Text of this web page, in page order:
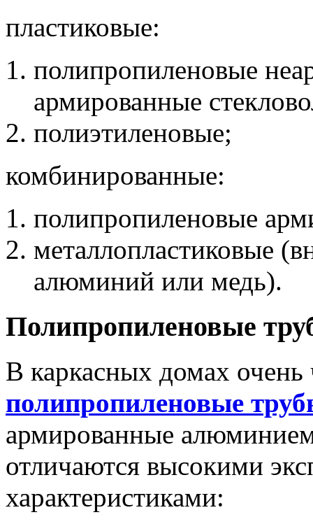
пластиковые:
полипропиленовые
армированные
полиэтиленовые;
комбинированные:
полипропиленовые
металлопластиковые
алюминий или медь).
Полипропиленовые
В каркасных домах очень
полипропиленовые
армированные
отличаются высокими
характеристиками: